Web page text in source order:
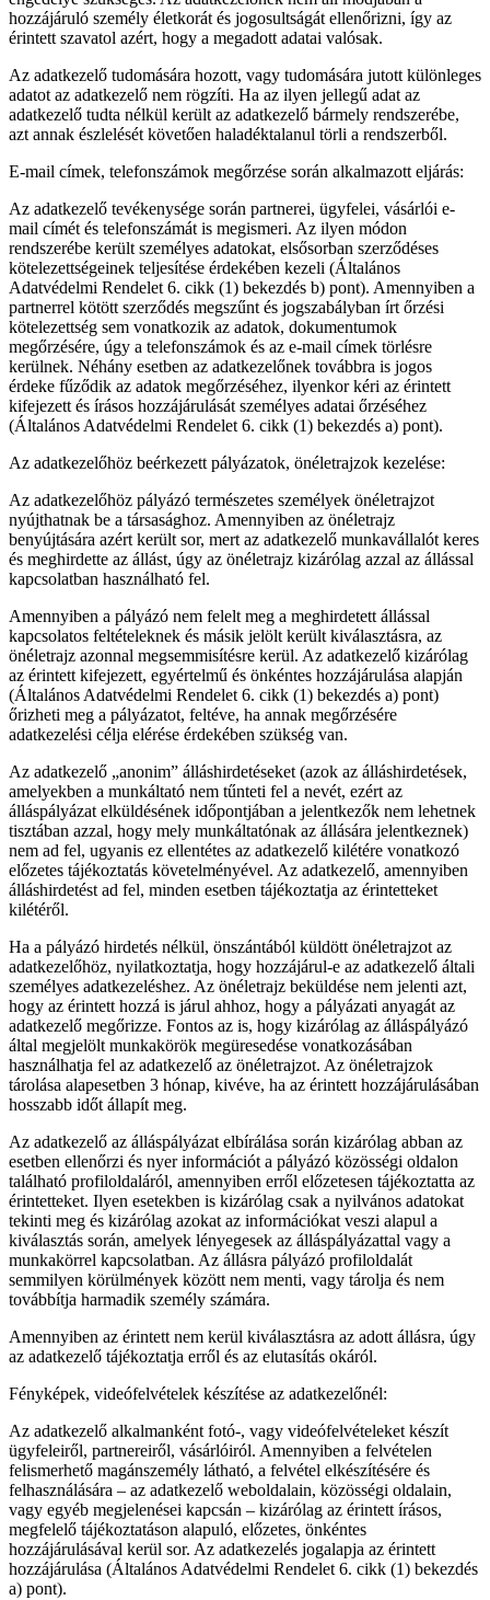
hozzájáruló személy életkorát és jogosultságát ellenőrizni, így az
érintett szavatol azért, hogy a megadott adatai valósak.
Az adatkezelő tudomására hozott, vagy tudomására jutott különleges
adatot az adatkezelő nem rögzíti. Ha az ilyen jellegű adat az
adatkezelő tudta nélkül került az adatkezelő bármely rendszerébe,
azt annak észlelését követően haladéktalanul törli a rendszerből.
E-mail címek, telefonszámok megőrzése során alkalmazott eljárás:
Az adatkezelő tevékenysége során partnerei, ügyfelei, vásárlói e-
mail címét és telefonszámát is megismeri. Az ilyen módon
rendszerébe került személyes adatokat, elsősorban szerződéses
kötelezettségeinek teljesítése érdekében kezeli (Általános
Adatvédelmi Rendelet 6. cikk (1) bekezdés b) pont). Amennyiben a
partnerrel kötött szerződés megszűnt és jogszabályban írt őrzési
kötelezettség sem vonatkozik az adatok, dokumentumok
megőrzésére, úgy a telefonszámok és az e-mail címek törlésre
kerülnek. Néhány esetben az adatkezelőnek továbbra is jogos
érdeke fűződik az adatok megőrzéséhez, ilyenkor kéri az érintett
kifejezett és írásos hozzájárulását személyes adatai őrzéséhez
(Általános Adatvédelmi Rendelet 6. cikk (1) bekezdés a) pont).
Az adatkezelőhöz beérkezett pályázatok, önéletrajzok kezelése:
Az adatkezelőhöz pályázó természetes személyek önéletrajzot
nyújthatnak be a társasághoz. Amennyiben az önéletrajz
benyújtására azért került sor, mert az adatkezelő munkavállalót keres
és meghirdette az állást, úgy az önéletrajz kizárólag azzal az állással
kapcsolatban használható fel.
Amennyiben a pályázó nem felelt meg a meghirdetett állással
kapcsolatos feltételeknek és másik jelölt került kiválasztásra, az
önéletrajz azonnal megsemmisítésre kerül. Az adatkezelő kizárólag
az érintett kifejezett, egyértelmű és önkéntes hozzájárulása alapján
(Általános Adatvédelmi Rendelet 6. cikk (1) bekezdés a) pont)
őrizheti meg a pályázatot, feltéve, ha annak megőrzésére
adatkezelési célja elérése érdekében szükség van.
Az adatkezelő „anonim” álláshirdetéseket (azok az álláshirdetések,
amelyekben a munkáltató nem tűnteti fel a nevét, ezért az
álláspályázat elküldésének időpontjában a jelentkezők nem lehetnek
tisztában azzal, hogy mely munkáltatónak az állására jelentkeznek)
nem ad fel, ugyanis ez ellentétes az adatkezelő kilétére vonatkozó
előzetes tájékoztatás követelményével. Az adatkezelő, amennyiben
álláshirdetést ad fel, minden esetben tájékoztatja az érintetteket
kilétéről.
Ha a pályázó hirdetés nélkül, önszántából küldött önéletrajzot az
adatkezelőhöz, nyilatkoztatja, hogy hozzájárul-e az adatkezelő általi
személyes adatkezeléshez. Az önéletrajz beküldése nem jelenti azt,
hogy az érintett hozzá is járul ahhoz, hogy a pályázati anyagát az
adatkezelő megőrizze. Fontos az is, hogy kizárólag az álláspályázó
által megjelölt munkakörök megüresedése vonatkozásában
használhatja fel az adatkezelő az önéletrajzot. Az önéletrajzok
tárolása alapesetben 3 hónap, kivéve, ha az érintett hozzájárulásában
hosszabb időt állapít meg.
Az adatkezelő az álláspályázat elbírálása során kizárólag abban az
esetben ellenőrzi és nyer információt a pályázó közösségi oldalon
található profiloldaláról, amennyiben erről előzetesen tájékoztatta az
érintetteket. Ilyen esetekben is kizárólag csak a nyilvános adatokat
tekinti meg és kizárólag azokat az információkat veszi alapul a
kiválasztás során, amelyek lényegesek az álláspályázattal vagy a
munkakörrel kapcsolatban. Az állásra pályázó profiloldalát
semmilyen körülmények között nem menti, vagy tárolja és nem
továbbítja harmadik személy számára.
Amennyiben az érintett nem kerül kiválasztásra az adott állásra, úgy
az adatkezelő tájékoztatja erről és az elutasítás okáról.
Fényképek, videófelvételek készítése az adatkezelőnél:
Az adatkezelő alkalmanként fotó-, vagy videófelvételeket készít
ügyfeleiről, partnereiről, vásárlóiról. Amennyiben a felvételen
felismerhető magánszemély látható, a felvétel elkészítésére és
felhasználására – az adatkezelő weboldalain, közösségi oldalain,
vagy egyéb megjelenései kapcsán – kizárólag az érintett írásos,
megfelelő tájékoztatáson alapuló, előzetes, önkéntes
hozzájárulásával kerül sor. Az adatkezelés jogalapja az érintett
hozzájárulása (Általános Adatvédelmi Rendelet 6. cikk (1) bekezdés
a) pont).